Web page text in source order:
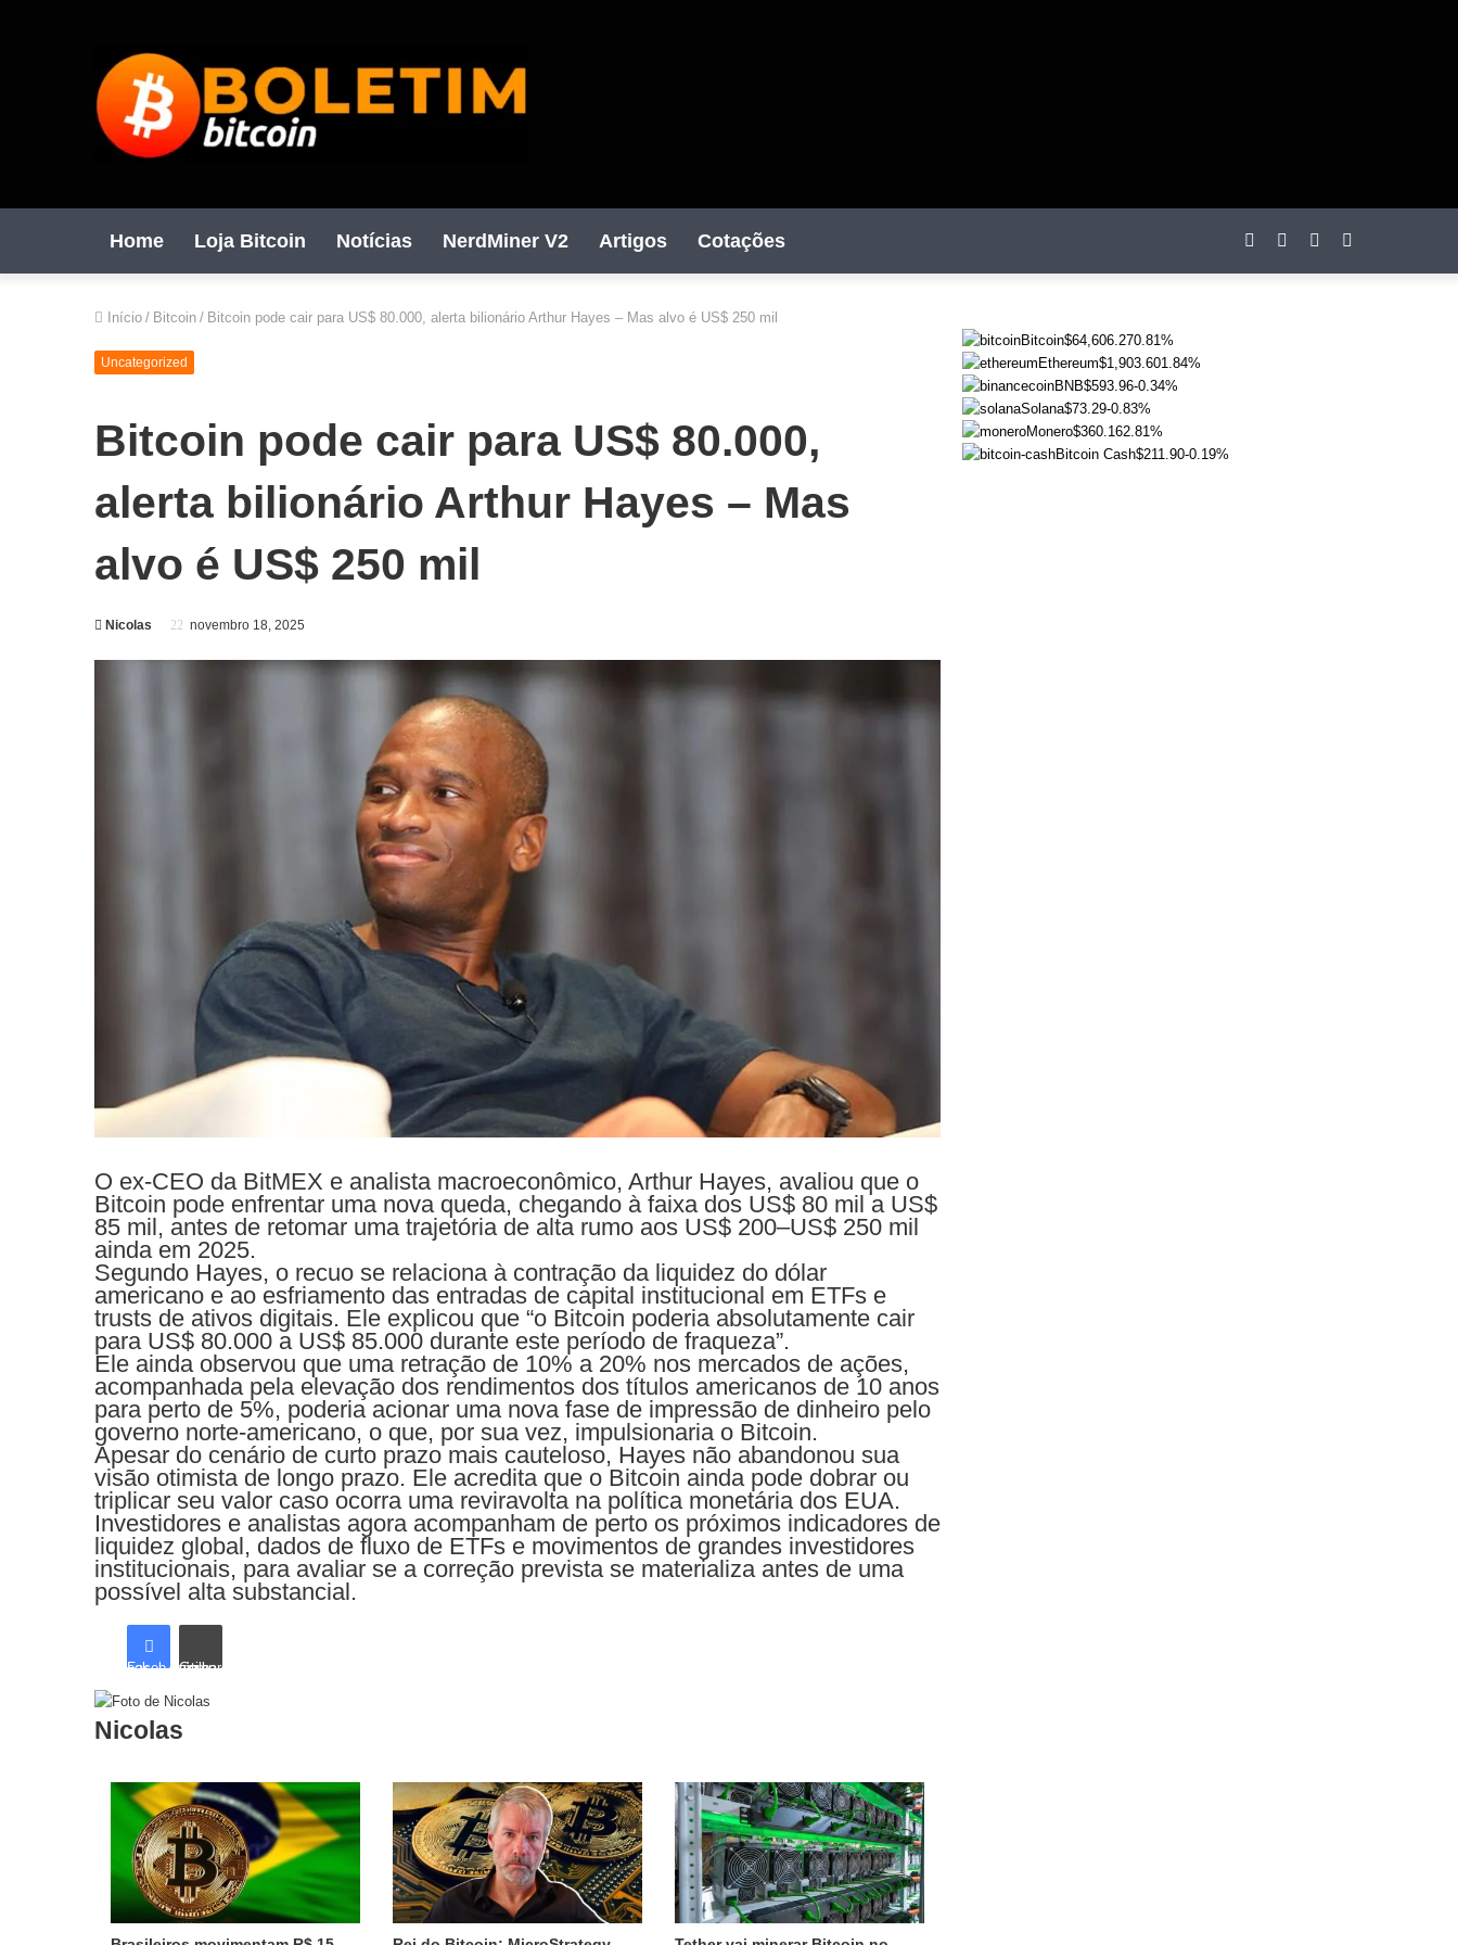
Home Loja Bitcoin Notícias NerdMiner V2 Artigos Cotações
Início / Bitcoin / Bitcoin pode cair para US$ 80.000, alerta bilionário Arthur Hayes – Mas alvo é US$ 250 mil
Uncategorized
Bitcoin pode cair para US$ 80.000,
alerta bilionário Arthur Hayes – Mas
alvo é US$ 250 mil
Nicolas novembro 18, 2025
O ex-CEO da BitMEX e analista macroeconômico, Arthur Hayes, avaliou que o
Bitcoin pode enfrentar uma nova queda, chegando à faixa dos US$ 80 mil a US$
85 mil, antes de retomar uma trajetória de alta rumo aos US$ 200­–US$ 250 mil
ainda em 2025.
Segundo Hayes, o recuo se relaciona à contração da liquidez do dólar
americano e ao esfriamento das entradas de capital institucional em ETFs e
trusts de ativos digitais. Ele explicou que “o Bitcoin poderia absolutamente cair
para US$ 80.000 a US$ 85.000 durante este período de fraqueza”.
Ele ainda observou que uma retração de 10% a 20% nos mercados de ações,
acompanhada pela elevação dos rendimentos dos títulos americanos de 10 anos
para perto de 5%, poderia acionar uma nova fase de impressão de dinheiro pelo
governo norte-americano, o que, por sua vez, impulsionaria o Bitcoin.
Apesar do cenário de curto prazo mais cauteloso, Hayes não abandonou sua
visão otimista de longo prazo. Ele acredita que o Bitcoin ainda pode dobrar ou
triplicar seu valor caso ocorra uma reviravolta na política monetária dos EUA.
Investidores e analistas agora acompanham de perto os próximos indicadores de
liquidez global, dados de fluxo de ETFs e movimentos de grandes investidores
institucionais, para avaliar se a correção prevista se materializa antes de uma
possível alta substancial.
Facebook Compartilhar via e-mail
Nicolas
Bitcoin$64,606.270.81%
Ethereum$1,903.601.84%
BNB$593.96-0.34%
Solana$73.29-0.83%
Monero$360.162.81%
Bitcoin Cash$211.90-0.19%